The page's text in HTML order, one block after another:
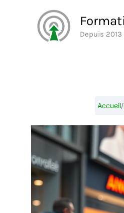
Depuis 2013
Accueil/